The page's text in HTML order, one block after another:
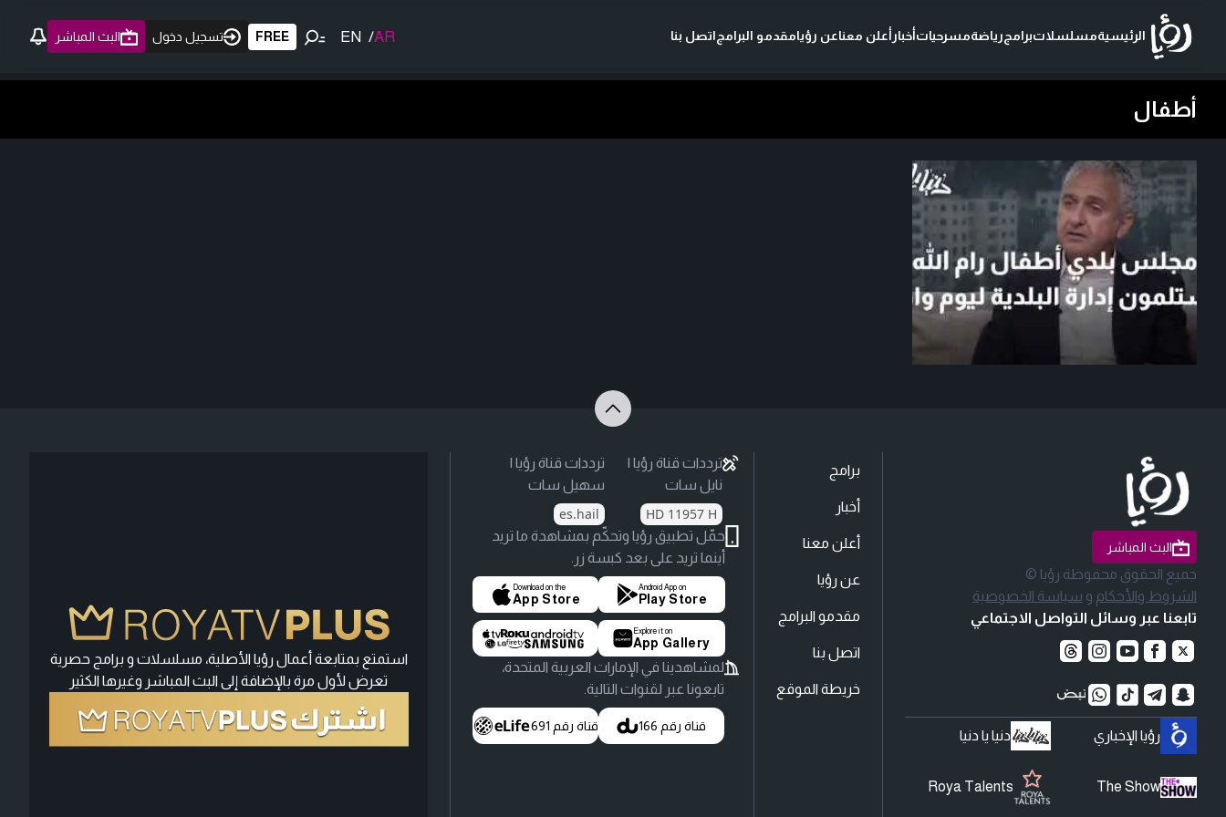
الرئيسيةمسلسلاتبرامجرياضةمسرحياتأخبارأعلن معناعن رؤيامقدمو البرامجاتصل بنا AR
/
EN
FREE تسجيل دخول البث المباشر
أطفال
البث المباشر
جميع الحقوق محفوظة رؤيا ©
الشروط والأحكام و سياسة الخصوصية
تابعنا عبر وسائل التواصل الاجتماعي
رؤيا الإخباري دنيا يا دنيا
The Show
Roya Talents
برامج
أخبار
أعلن معنا
عن رؤيا
مقدمو البرامج
اتصل بنا
خريطة الموقع
ترددات قناة رؤيا |
نايل سات
HD 11957 H
ترددات قناة رؤيا |
سهيل سات
es.hail
حمّل تطبيق رؤيا وتحكّم بمشاهدة ما تريد
أينما تريد على بعد كبسة زر.
Android App on
Play Store
Download on the
App Store
Explore it on
App Gallery
لمشاهدينا في الإمارات العربية المتحدة،
تابعونا عبر لقنوات التالية.
قناة رقم 166 قناة رقم 691
استمتع بمتابعة أعمال رؤيا الأصلية، مسلسلات و برامج حصرية
تعرض لأول مرة بالإضافة إلى البث المباشر وغيرها الكثير